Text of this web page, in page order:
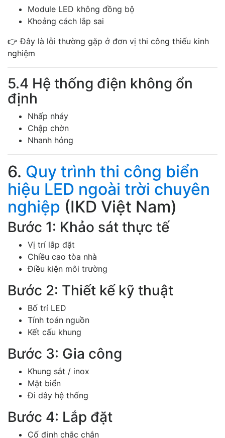
Module LED không đồng bộ
Khoảng cách lắp sai
👉 Đây là lỗi thường gặp ở đơn vị thi công thiếu kinh
nghiệm
5.4 Hệ thống điện không ổn
định
Nhấp nháy
Chập chờn
Nhanh hỏng
6. Quy trình thi công biển
hiệu LED ngoài trời chuyên
nghiệp (IKD Việt Nam)
Bước 1: Khảo sát thực tế
Vị trí lắp đặt
Chiều cao tòa nhà
Điều kiện môi trường
Bước 2: Thiết kế kỹ thuật
Bố trí LED
Tính toán nguồn
Kết cấu khung
Bước 3: Gia công
Khung sắt / inox
Mặt biển
Đi dây hệ thống
Bước 4: Lắp đặt
Cố định chắc chắn